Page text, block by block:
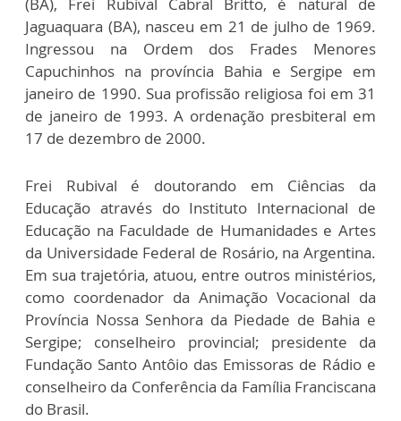
(BA), Frei Rubival Cabral Britto, é natural de
Jaguaquara (BA), nasceu em 21 de julho de 1969.
Ingressou na Ordem dos Frades Menores
Capuchinhos na província Bahia e Sergipe em
janeiro de 1990. Sua profissão religiosa foi em 31
de janeiro de 1993. A ordenação presbiteral em
17 de dezembro de 2000.
Frei Rubival é doutorando em Ciências da
Educação através do Instituto Internacional de
Educação na Faculdade de Humanidades e Artes
da Universidade Federal de Rosário, na Argentina.
Em sua trajetória, atuou, entre outros ministérios,
como coordenador da Animação Vocacional da
Província Nossa Senhora da Piedade de Bahia e
Sergipe; conselheiro provincial; presidente da
Fundação Santo Antôio das Emissoras de Rádio e
conselheiro da Conferência da Família Franciscana
do Brasil.